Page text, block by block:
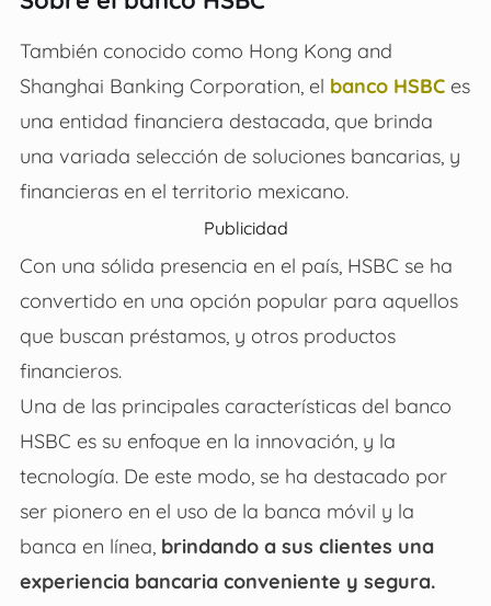
También conocido como Hong Kong and
Shanghai Banking Corporation, el banco HSBCes
una entidad financiera destacada, que brinda
una variada selección de soluciones bancarias, y
financieras en el territorio mexicano.
Publicidad
Con una sólida presencia en el país, HSBC se ha
convertido en una opción popular para aquellos
que buscan préstamos, y otros productos
financieros.
Una de las principales características del banco
HSBC es su enfoque en la innovación, y la
tecnología. De este modo, se ha destacado por
ser pionero en el uso de la banca móvil y la
banca en línea, brindando a sus clientes una
experiencia bancaria conveniente y segura.